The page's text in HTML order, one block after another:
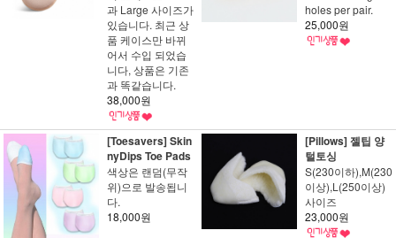
과 Large 사이즈가
있습니다. 최근 상
품 케이스만 바뀌
어서 수입 되었습
니다, 상품은 기존
과 똑같습니다.
38,000원
holes per pair.
25,000원
[Toesavers] Skin
nyDips Toe Pads
색상은 랜덤(무작
위)으로 발송됩니
다.
18,000원
[Pillows] 젤팁 양
털토싱
S(230이하),M(230
이상),L(250이상)
사이즈
23,000원